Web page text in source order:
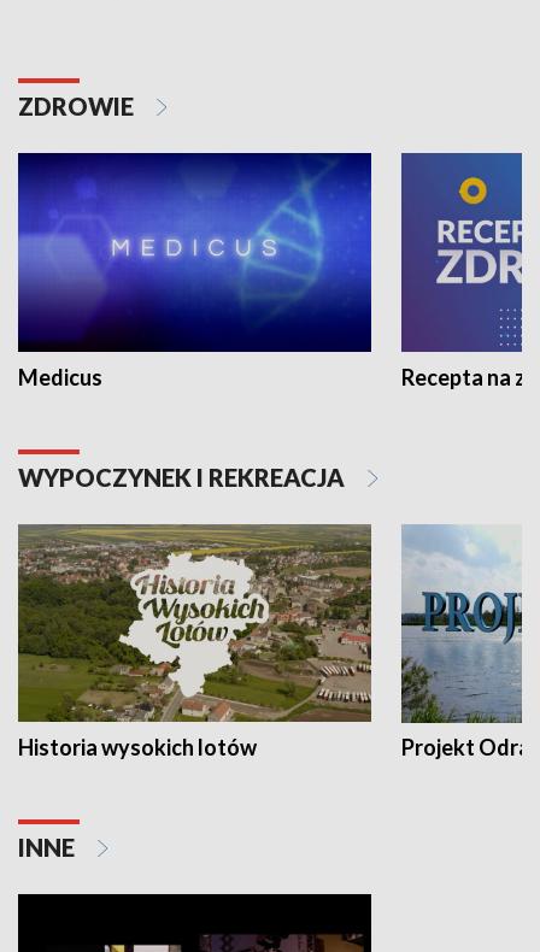
ZDROWIE
Medicus Recepta na
WYPOCZYNEK I REKREACJA
Historia wysokich lotów Projekt Odra
INNE